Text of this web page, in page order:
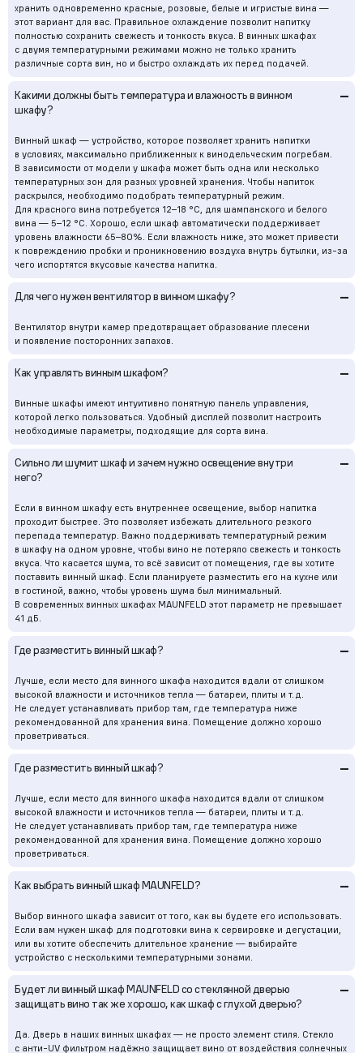
хранить одновременно красные, розовые, белые и игристые вина —
этот вариант для вас. Правильное охлаждение позволит напитку
полностью сохранить свежесть и тонкость вкуса. В винных шкафах
с двумя температурными режимами можно не только хранить
различные сорта вин, но и быстро охлаждать их перед подачей.
Какими должны быть температура и влажность в винном
шкафу?
–
Винный шкаф — устройство, которое позволяет хранить напитки
в условиях, максимально приближенных к винодельческим погребам.
В зависимости от модели у шкафа может быть одна или несколько
температурных зон для разных уровней хранения. Чтобы напиток
раскрылся, необходимо подобрать температурный режим.
Для красного вина потребуется 12–18 °C, для шампанского и белого
вина — 5–12 °C. Хорошо, если шкаф автоматически поддерживает
уровень влажности 65–80%. Если влажность ниже, это может привести
к повреждению пробки и проникновению воздуха внутрь бутылки, из-за
чего испортятся вкусовые качества напитка.
Для чего нужен вентилятор в винном шкафу? –
Вентилятор внутри камер предотвращает образование плесени
и появление посторонних запахов.
Как управлять винным шкафом? –
Винные шкафы имеют интуитивно понятную панель управления,
которой легко пользоваться. Удобный дисплей позволит настроить
необходимые параметры, подходящие для сорта вина.
Сильно ли шумит шкаф и зачем нужно освещение внутри
него?
–
Если в винном шкафу есть внутреннее освещение, выбор напитка
проходит быстрее. Это позволяет избежать длительного резкого
перепада температур. Важно поддерживать температурный режим
в шкафу на одном уровне, чтобы вино не потеряло свежесть и тонкость
вкуса. Что касается шума, то всё зависит от помещения, где вы хотите
поставить винный шкаф. Если планируете разместить его на кухне или
в гостиной, важно, чтобы уровень шума был минимальный.
В современных винных шкафах MAUNFELD этот параметр не превышает
41 дБ.
Где разместить винный шкаф? –
Лучше, если место для винного шкафа находится вдали от слишком
высокой влажности и источников тепла — батареи, плиты и т.д.
Не следует устанавливать прибор там, где температура ниже
рекомендованной для хранения вина. Помещение должно хорошо
проветриваться.
Где разместить винный шкаф? –
Лучше, если место для винного шкафа находится вдали от слишком
высокой влажности и источников тепла — батареи, плиты и т.д.
Не следует устанавливать прибор там, где температура ниже
рекомендованной для хранения вина. Помещение должно хорошо
проветриваться.
Как выбрать винный шкаф MAUNFELD? –
Выбор винного шкафа зависит от того, как вы будете его использовать.
Если вам нужен шкаф для подготовки вина к сервировке и дегустации,
или вы хотите обеспечить длительное хранение — выбирайте
устройство с несколькими температурными зонами.
Будет ли винный шкаф MAUNFELD со стеклянной дверью
защищать вино так же хорошо, как шкаф с глухой дверью?
–
Да. Дверь в наших винных шкафах — не просто элемент стиля. Стекло
с анти-UV фильтром надёжно защищает вино от воздействия солнечных